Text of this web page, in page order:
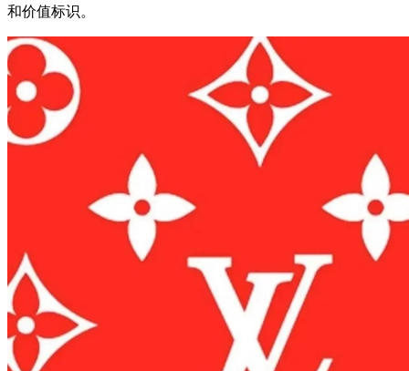
和价值标识。